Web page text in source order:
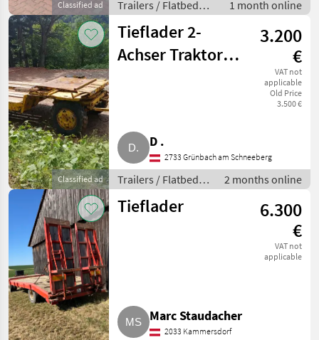
Classified ad
Trailers / Flatbed
trailers
1 month online
Classified ad
Tieflader 2-
Achser Traktor-
3.200
€
VAT not
applicable
Old Price
3.500 €
D .
2733 Grünbach am Schneeberg
Trailers / Flatbed
trailers
2 months online
Tieflader
6.300
€
VAT not
applicable
Marc Staudacher
2033 Kammersdorf